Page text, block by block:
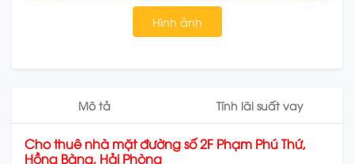
Hình ảnh
Mô tả Tính lãi suất vay
Cho thuê nhà mặt đường số 2F Phạm Phú Thứ,
Hồng Bàng, Hải Phòng